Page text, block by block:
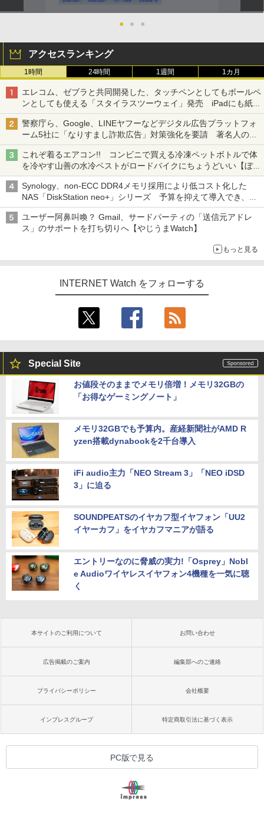
● ● ●
アクセスランキング
1時間 24時間 1週間 1カ月
エレコム、ゼブラと共同開発した、タッチペンとしてもボールペ
ンとしても使える「スタイラスツーウェイ」発売 iPadにも紙に
も、持ち替えずに書き込める
警察庁ら、Google、LINEヤフーなどデジタル広告プラットフォ
ーム5社に「なりすまし詐欺広告」対策強化を要請 著名人の写
真や映像を使った投資詐欺などへの対策として
これぞ着るエアコン!! コンビニで買える冷凍ペットボトルで体
を冷やす山善の水冷ベストがロードバイクにちょうどいい【ぼっ
ち・ざ・ろーど！その14】【空いた時間でなにしてる？】
Synology、non-ECC DDR4メモリ採用により低コスト化した
NAS「DiskStation neo+」シリーズ 予算を抑えて導入でき、
ECCメモリへのアップグレードも可能
ユーザー阿鼻叫喚？ Gmail、サードパーティの「送信元アドレ
ス」のサポートを打ち切りへ【やじうまWatch】
もっと見る
INTERNET Watch をフォローする
Special Site
お値段そのままでメモリ倍増！メモリ32GBの
「お得なゲーミングノート」
メモリ32GBでも予算内。産経新聞社がAMD R
yzen搭載dynabookを2千台導入
iFi audio主力「NEO Stream 3」「NEO iDSD
3」に迫る
SOUNDPEATSのイヤカフ型イヤフォン「UU2
イヤーカフ」をイヤカフマニアが語る
エントリーなのに脅威の実力!「Osprey」Nobl
e Audioワイヤレスイヤフォン4機種を一気に聴
く
本サイトのご利用について お問い合わせ
広告掲載のご案内 編集部へのご連絡
プライバシーポリシー 会社概要
インプレスグループ 特定商取引法に基づく表示
PC版で見る